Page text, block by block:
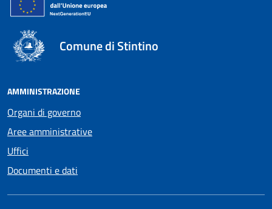
Comune di Stintino
AMMINISTRAZIONE
Organi di governo
Aree amministrative
Uffici
Documenti e dati